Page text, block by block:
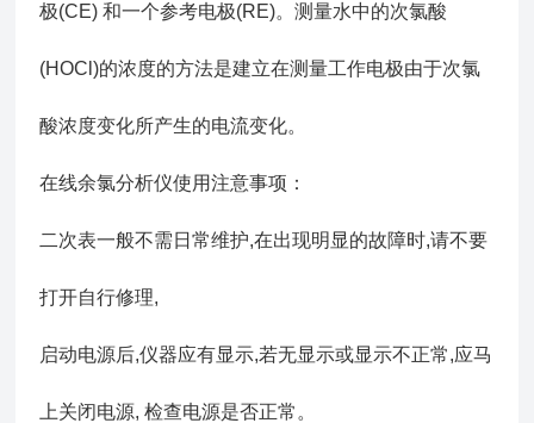
极(CE) 和一个参考电极(RE)。测量水中的次氯酸
(HOCl)的浓度的方法是建立在测量工作电极由于次氯
酸浓度变化所产生的电流变化。
在线余氯分析仪使用注意事项：
二次表一般不需日常维护,在出现明显的故障时,请不要
打开自行修理,
启动电源后,仪器应有显示,若无显示或显示不正常,应马
上关闭电源, 检查电源是否正常。